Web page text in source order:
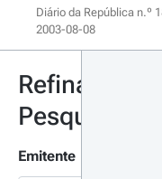
Diário da República n.º
2003-08-08
Refinar
Pesquisa
Emitente